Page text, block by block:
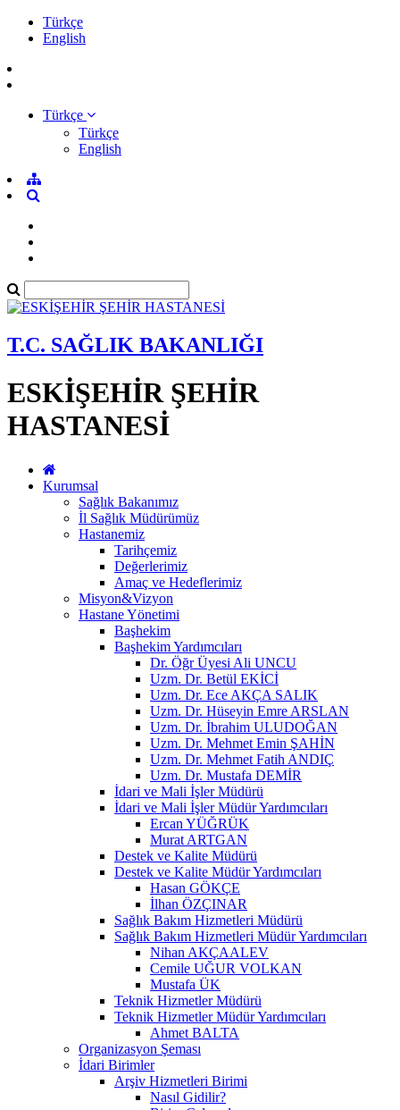
Türkçe
English
Türkçe
Türkçe
English
T.C. SAĞLIK BAKANLIĞI
ESKİŞEHİR ŞEHİR
HASTANESİ
Kurumsal
Sağlık Bakanımız
İl Sağlık Müdürümüz
Hastanemiz
Tarihçemiz
Değerlerimiz
Amaç ve Hedeflerimiz
Misyon&Vizyon
Hastane Yönetimi
Başhekim
Başhekim Yardımcıları
Dr. Öğr Üyesi Ali UNCU
Uzm. Dr. Betül EKİCİ
Uzm. Dr. Ece AKÇA SALIK
Uzm. Dr. Hüseyin Emre ARSLAN
Uzm. Dr. İbrahim ULUDOĞAN
Uzm. Dr. Mehmet Emin ŞAHİN
Uzm. Dr. Mehmet Fatih ANDIÇ
Uzm. Dr. Mustafa DEMİR
İdari ve Mali İşler Müdürü
İdari ve Mali İşler Müdür Yardımcıları
Ercan YÜĞRÜK
Murat ARTGAN
Destek ve Kalite Müdürü
Destek ve Kalite Müdür Yardımcıları
Hasan GÖKÇE
İlhan ÖZÇINAR
Sağlık Bakım Hizmetleri Müdürü
Sağlık Bakım Hizmetleri Müdür Yardımcıları
Nihan AKÇAALEV
Cemile UĞUR VOLKAN
Mustafa ÜK
Teknik Hizmetler Müdürü
Teknik Hizmetler Müdür Yardımcıları
Ahmet BALTA
Organizasyon Şeması
İdari Birimler
Arşiv Hizmetleri Birimi
Nasıl Gidilir?